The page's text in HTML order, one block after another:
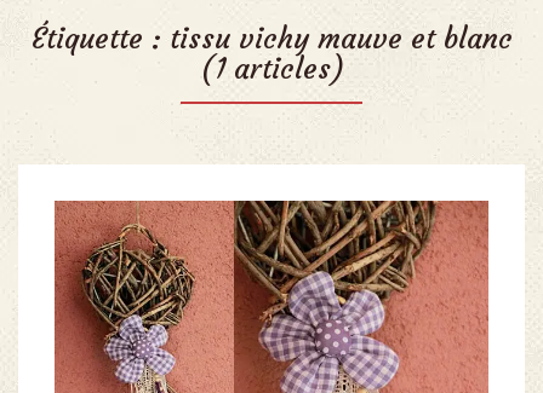
Étiquette : tissu vichy mauve et blanc
(1 articles)